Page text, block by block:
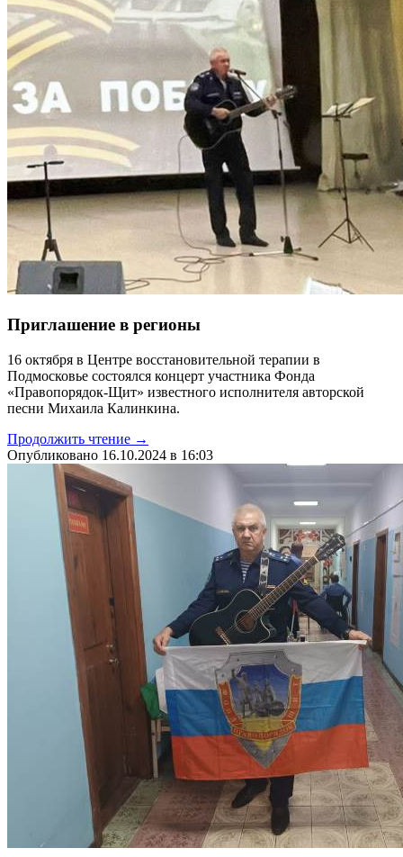
Приглашение в регионы
16 октября в Центре восстановительной терапии в
Подмосковье состоялся концерт участника Фонда
«Правопорядок-Щит» известного исполнителя авторской
песни Михаила Калинкина.
Продолжить чтение →
Опубликовано 16.10.2024 в 16:03